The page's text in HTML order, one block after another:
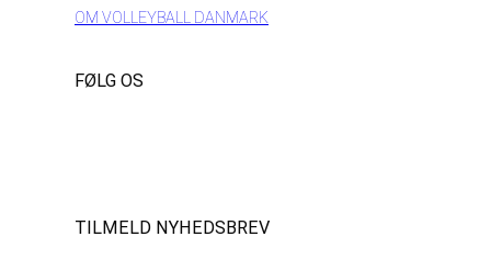
OM VOLLEYBALL DANMARK
FØLG OS
TILMELD NYHEDSBREV